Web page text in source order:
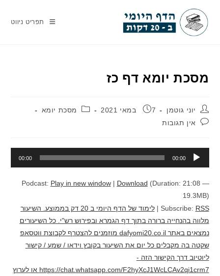
content
תפריט ניווט
מסכת יומא דף כז
מחבר:יוני גוטמן פורסם:
7 במאי 2021 קטגוריה:מסכת יומא
תגובות:אין תגובות
00:00
00:00
Podcast: Play in new window| Download (Duration: 21:08 —
19.3MB)
Subscribe: RSS
|
לימוד של הדף היומי ב 20 דק בממוצע. השיעור
מלווה בהנחייה ברורה בתוך דף הגמרא ובפירוש רש"י. כל השיעורים
נמצאים באתר dafyomi20.co.il מוזמנים להצטרף לקבוצת ווטסאפ
שקטה בה מקבלים כל יום את השיעור בקובץ וידאו / שמע / קישור
ליוטיוב דרך הקישור הזה -
https://chat.whatsapp.com/F2hyXcJ1WcLCAv2qi1crm7 או לערוץ